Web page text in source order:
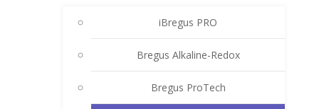
iBregus PRO
Bregus Alkaline-Redox
Bregus ProTech